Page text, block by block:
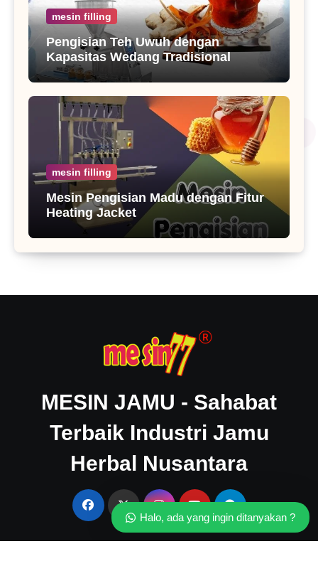
mesin filling
Pengisian Teh Uwuh dengan
Kapasitas Wedang Tradisional
mesin filling
Mesin Pengisian Madu dengan Fitur
Heating Jacket
MESIN JAMU - Sahabat
Terbaik Industri Jamu
Herbal Nusantara
Halo, ada yang ingin ditanyakan ?